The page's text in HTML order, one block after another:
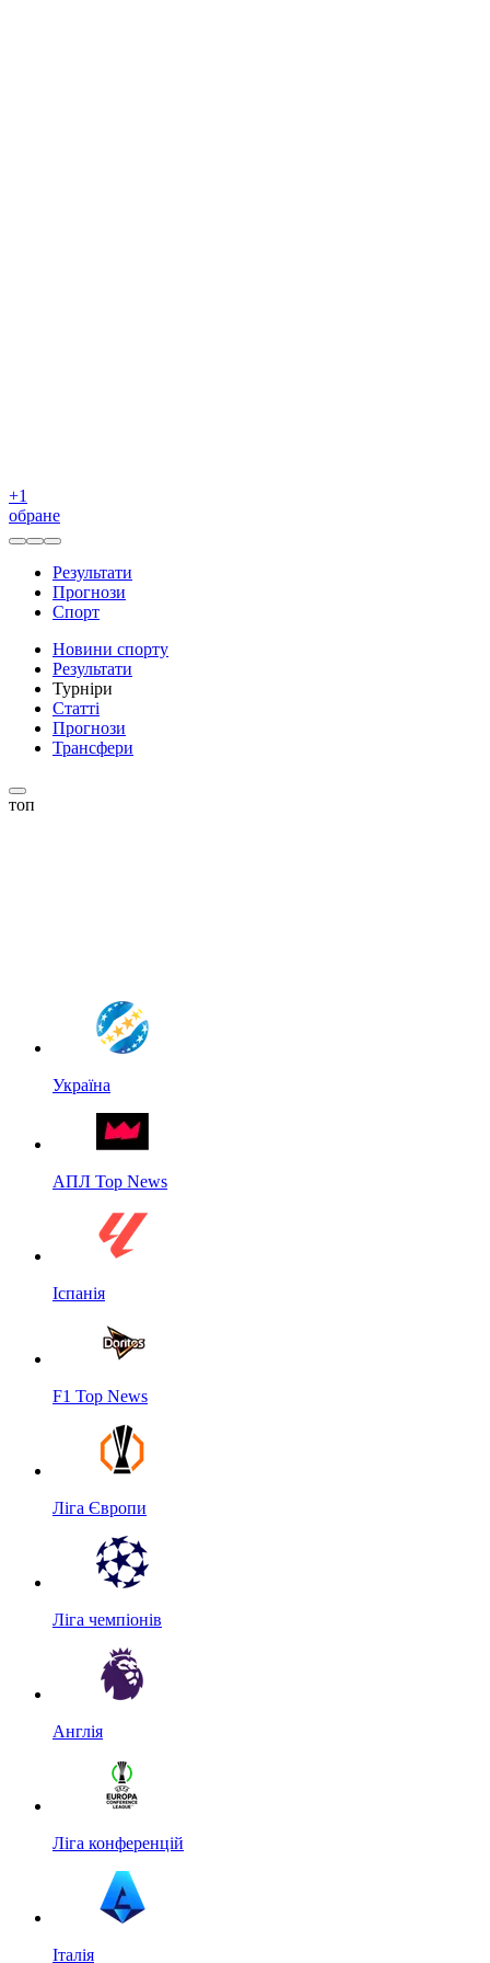
+1
обране
Результати
Прогнози
Спорт
Новини спорту
Результати
Турніри
Статті
Прогнози
Трансфери
топ
Україна
АПЛ Top News
Іспанія
F1 Top News
Ліга Європи
Ліга чемпіонів
Англія
Ліга конференцій
Італія